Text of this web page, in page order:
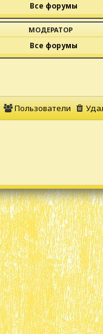
Все форумы
МОДЕРАТОР
Все форумы
Пользователи